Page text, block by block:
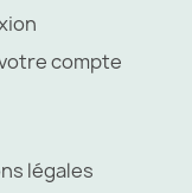
compte
légales